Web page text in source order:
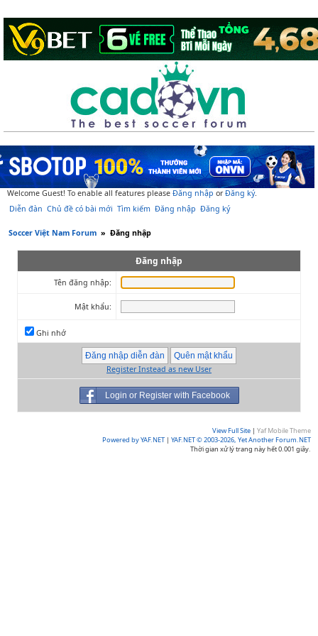
Welcome Guest! To enable all features please Đăng nhập orĐăng ký.
Diễn đàn Chủ đề có bài mới Tìm kiếm Đăng nhập Đăng ký
Soccer Việt Nam Forum » Đăng nhập
Đăng nhập
Tên đăng nhập:
Mật khẩu:
Ghi nhớ
Register Instead as new User
Login or Register with Facebook
View Full Site | Yaf Mobile Theme
Powered by YAF.NET | YAF.NET © 2003-2026, Yet Another Forum.NET
Thời gian xử lý trang này hết 0.001 giây.